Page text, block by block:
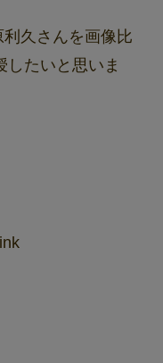
久さんを画像比
したいと思いま